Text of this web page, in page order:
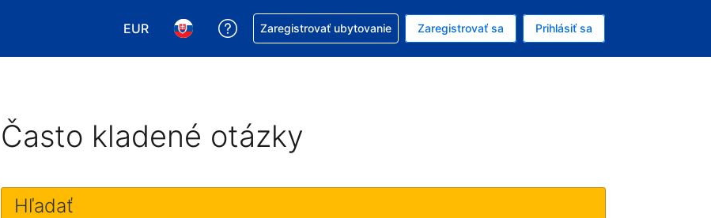
EUR
Vybrať menu. Momentálne máte zvolenú menu EUR
Vybrať jazyk. Momentálne máte zvolený jazyk V slovenčine
Získajte pomoc s rezerváciou
Zaregistrovať ubytovanie Zaregistrovať sa Prihlásiť sa
Často kladené otázky
Hľadať